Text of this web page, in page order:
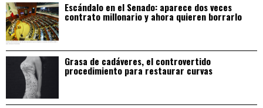
Escándalo en el Senado: aparece dos veces
contrato millonario y ahora quieren borrarlo
Grasa de cadáveres, el controvertido
procedimiento para restaurar curvas